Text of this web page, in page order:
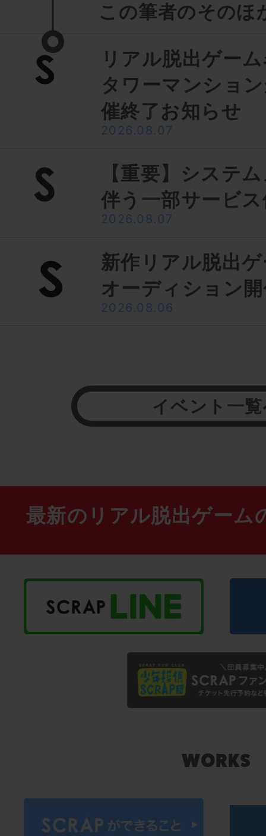
この筆者のそのほ
リアル脱出ゲー
タワーマンショ
催終了お知らせ
2026.08.07
【重要】システ
伴う一部サービ
2026.08.07
新作リアル脱出
オーディション
2026.08.06
イベント一
最新のリアル脱出ゲーム